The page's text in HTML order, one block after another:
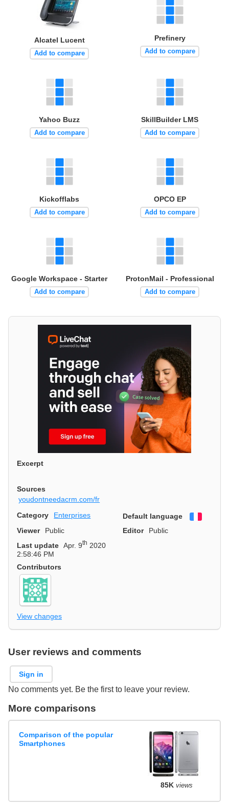
Alcatel Lucent
Add to compare
Prefinery
Add to compare
Yahoo Buzz
Add to compare
SkillBuilder LMS
Add to compare
Kickofflabs
Add to compare
OPCO EP
Add to compare
Google Workspace - Starter
Add to compare
ProtonMail - Professional
Add to compare
Excerpt
Sources
youdontneedacrm.com/fr
Category
Enterprises Default language
Viewer
Public Editor
Public
Last update Apr. 9th 2020
2:58:46 PM
Contributors
View changes
User reviews and comments
Sign in
No comments yet. Be the first to leave your review.
More comparisons
Comparison of the popular
Smartphones
85K views